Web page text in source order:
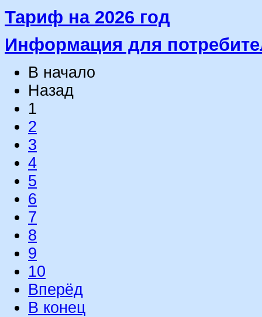
Тариф на 2026 год
Информация для
В начало
Назад
1
2
3
4
5
6
7
8
9
10
Вперёд
В конец